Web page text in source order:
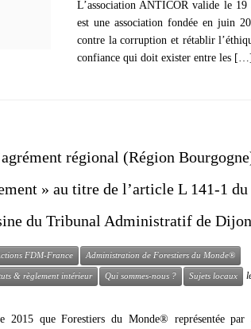
L’association ANTICOR valide le
est une association fondée en juin
contre la corruption et rétablir
confiance qui doit exister entre les […]
régional (Région
» au titre de l’article L 141-1 du
du Tribunal Administratif de
FDM-France Administration de Forestiers du Monde®
& règlement intérieur Qui sommes-nous ? Sujets locaux
2015 que Forestiers du Monde® représentée par